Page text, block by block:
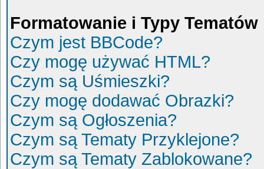
Formatowanie i Typy Tematów
Czym jest BBCode?
Czy mogę używać HTML?
Czym są Uśmieszki?
Czy mogę dodawać Obrazki?
Czym są Ogłoszenia?
Czym są Tematy Przyklejone?
Czym są Tematy Zablokowane?